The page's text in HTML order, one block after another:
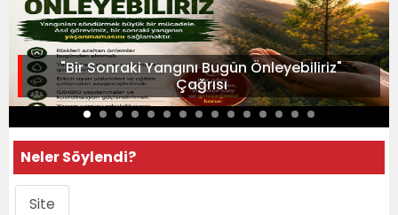
"Bir Sonraki Yangını Bugün Önleyebiliriz"
Çağrısı
Neler Söylendi?
Site